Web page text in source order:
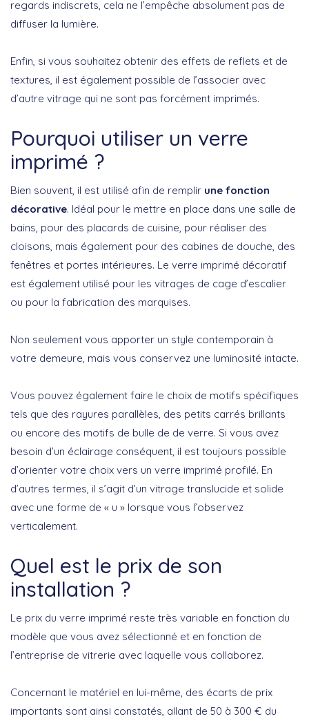
regards indiscrets, cela ne l’empêche absolument pas de
diffuser la lumière.
Enfin, si vous souhaitez obtenir des effets de reflets et de
textures, il est également possible de l’associer avec
d’autre vitrage qui ne sont pas forcément imprimés.
Pourquoi utiliser un verre
imprimé ?
Bien souvent, il est utilisé afin de remplir une fonction
décorative. Idéal pour le mettre en place dans une salle de
bains, pour des placards de cuisine, pour réaliser des
cloisons, mais également pour des cabines de douche, des
fenêtres et portes intérieures. Le verre imprimé décoratif
est également utilisé pour les vitrages de cage d’escalier
ou pour la fabrication des marquises.
Non seulement vous apporter un style contemporain à
votre demeure, mais vous conservez une luminosité intacte.
Vous pouvez également faire le choix de motifs spécifiques
tels que des rayures parallèles, des petits carrés brillants
ou encore des motifs de bulle de de verre. Si vous avez
besoin d’un éclairage conséquent, il est toujours possible
d’orienter votre choix vers un verre imprimé profilé. En
d’autres termes, il s’agit d’un vitrage translucide et solide
avec une forme de « u » lorsque vous l’observez
verticalement.
Quel est le prix de son
installation ?
Le prix du verre imprimé reste très variable en fonction du
modèle que vous avez sélectionné et en fonction de
l’entreprise de vitrerie avec laquelle vous collaborez.
Concernant le matériel en lui-même, des écarts de prix
importants sont ainsi constatés, allant de 50 à 300 € du